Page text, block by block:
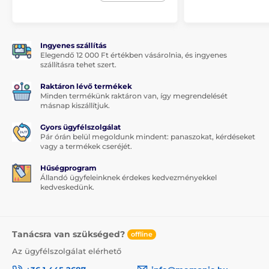
1x nedves törlőkendő
Ingyenes szállítás
Elegendő 12 000 Ft értékben vásárolnia, és ingyenes
szállításra tehet szert.
Raktáron lévő termékek
Minden termékünk raktáron van, így megrendelését
másnap kiszállítjuk.
Gyors ügyfélszolgálat
Pár órán belül megoldunk mindent: panaszokat, kérdéseket
vagy a termékek cseréjét.
Hűségprogram
Állandó ügyfeleinknek érdekes kedvezményekkel
kedveskedünk.
Tanácsra van szükséged? offline
Az ügyfélszolgálat elérhető